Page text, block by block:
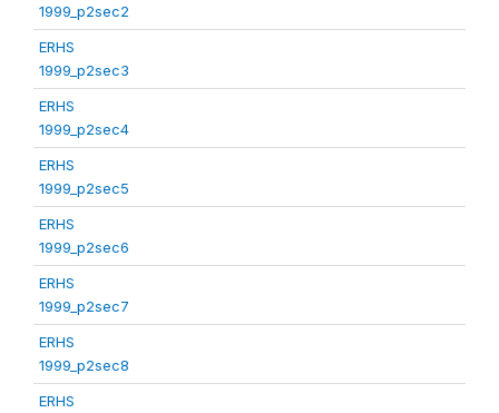
1999_p2sec2
ERHS
1999_p2sec3
ERHS
1999_p2sec4
ERHS
1999_p2sec5
ERHS
1999_p2sec6
ERHS
1999_p2sec7
ERHS
1999_p2sec8
ERHS